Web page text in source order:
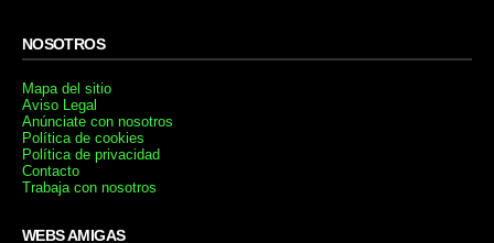
NOSOTROS
Mapa del sitio
Aviso Legal
Anúnciate con nosotros
Política de cookies
Política de privacidad
Contacto
Trabaja con nosotros
WEBS AMIGAS